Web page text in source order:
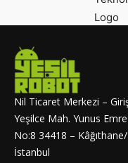
Nil Ticaret Merkezi –
Yeşilce Mah. Yunus
No:8 34418 – Kâğıthane/
İstanbul